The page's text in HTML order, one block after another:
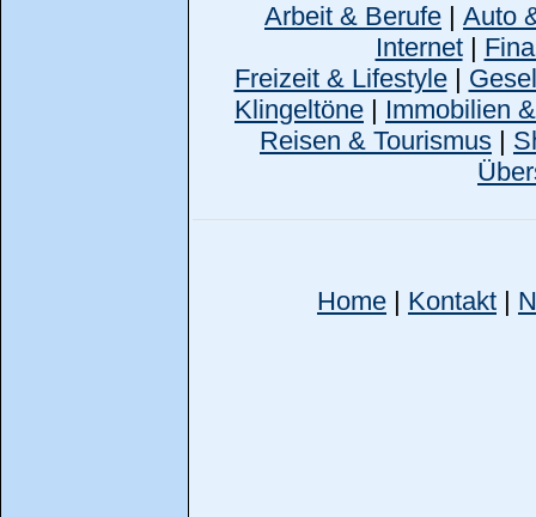
Arbeit & Berufe | Auto
Internet|
Freizeit & Lifestyle|
Klingeltöne | Immobilien
Reisen & Tourismus |
Home | Kontakt |